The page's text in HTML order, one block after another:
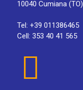
10040 Cumiana (TO)
Tel: +39 011386465
Cell: 353 40 41 565